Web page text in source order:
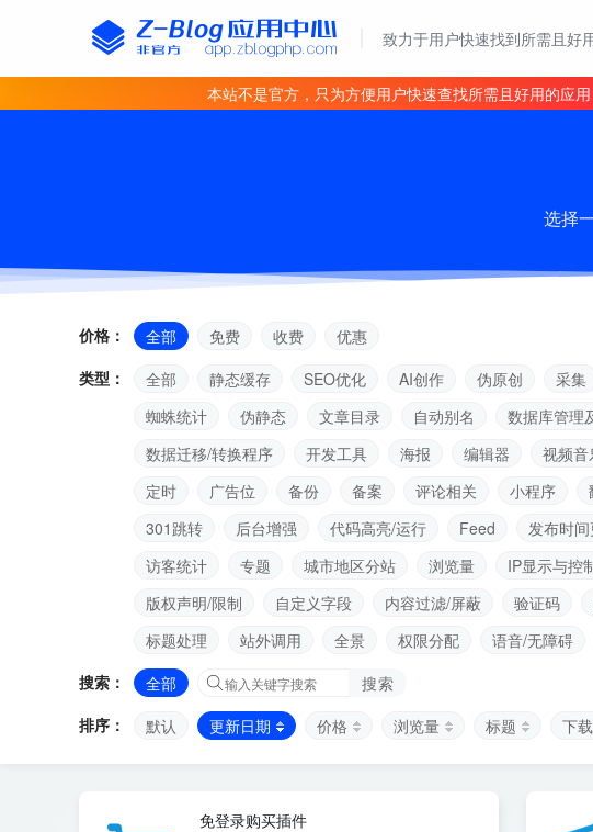
致力于用户快速找到所需且好
本站不是官方，只为方便用户快速查找所需且好用的应
选择
价格： 全部 免费 收费
优惠
类型：
全部 静态缓存 SEO优化 AI创作 伪原创 采集
蜘蛛统计
伪静态 文章目录 自动别名 数据库管理
数据迁移/转换程序
开发工具 海报 编辑器 视频
定时
广告位 备份 备案 评论相关 小程序
301跳转
后台增强 代码高亮/运行 Feed 发布时
访客统计
专题 城市地区分站 浏览量 IP显示与控
版权声明/限制
自定义字段 内容过滤/屏蔽 验证码
标题处理
站外调用 全景 权限分配 语音/无障碍
搜索：
全部
搜索
排序：
默认 更新日期 价格 浏览量 标题 下
免登录购买插件